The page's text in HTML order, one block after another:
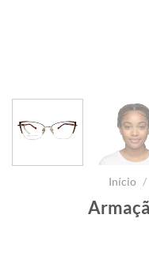
Início /